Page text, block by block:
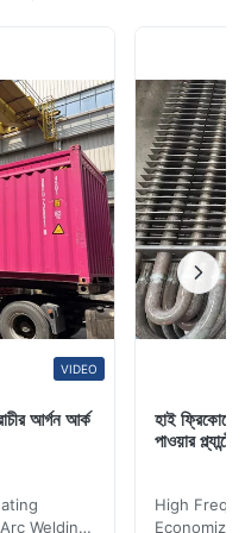
VIDEO
আর্গন আর্ক
Welding
হাই
পাওয়ার
High